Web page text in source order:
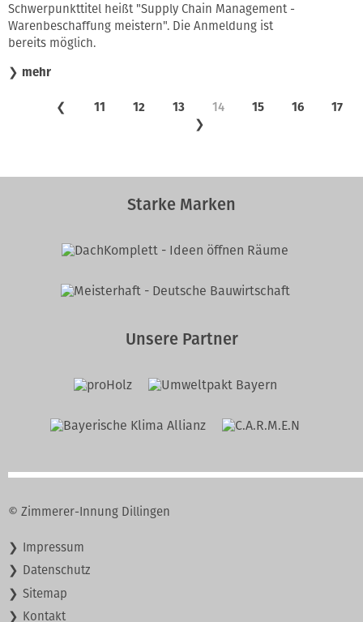
Schwerpunkttitel heißt "Supply Chain Management -
Warenbeschaffung meistern". Die Anmeldung ist
bereits möglich.
❯ mehr
❮ 11 12 13 14 15 16
17
❯
Starke Marken
Unsere Partner
© Zimmerer-Innung Dillingen
Navigation
überspringen
Impressum
Datenschutz
Sitemap
Kontakt